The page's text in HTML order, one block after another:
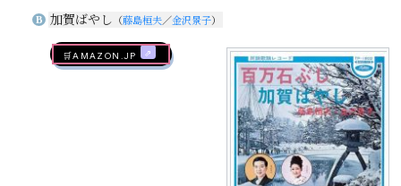
B 加賀ばやし （藤島桓夫／金沢景子）
🛒AMAZON.jp